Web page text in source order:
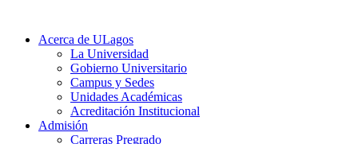
Acerca de ULagos
La Universidad
Gobierno Universitario
Campus y Sedes
Unidades Académicas
Acreditación Institucional
Admisión
Carreras Pregrado